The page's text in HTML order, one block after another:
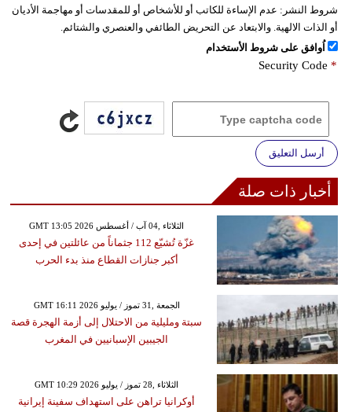
شروط النشر: عدم الإساءة للكاتب أو للأشخاص أو للمقدسات أو مهاجمة الأديان
أو الذات الالهية. والابتعاد عن التحريض الطائفي والعنصري والشتائم.
اُوافق على شروط الأستخدام
Security Code *
أرسل التعليق
أخبار ذات صلة
GMT 13:05 2026 الثلاثاء ,04 آب / أغسطس
غزّة تُشيّع 112 جثماناً من عائلتين في إحدى
أكبر جنازات القطاع منذ بدء الحرب
GMT 16:11 2026 الجمعة ,31 تموز / يوليو
سبتة ومليلية من الاحتلال إلى أزمة الهجرة قصة
الجيبين الإسبانيين في المغرب
GMT 10:29 2026 الثلاثاء ,28 تموز / يوليو
أوكرانيا تراهن على استهداف سفينة إيرانية